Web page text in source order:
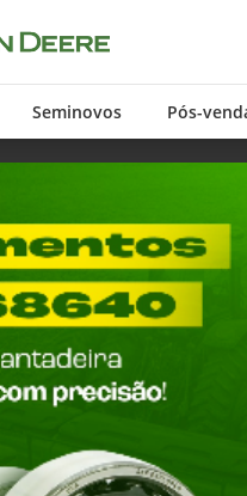
Seminovos Pós-